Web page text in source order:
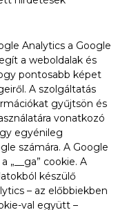
Analytics a Google
a weboldalak és
pontosabb képet
A szolgáltatás
gyűjtsön és
vonatkozó
egyénileg
számára. A Google
„__ga” cookie. A
készülő
– az előbbiekben
val együtt –